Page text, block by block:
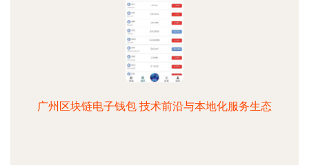
广州区块链电子钱包 技术前沿与本地化服务生态